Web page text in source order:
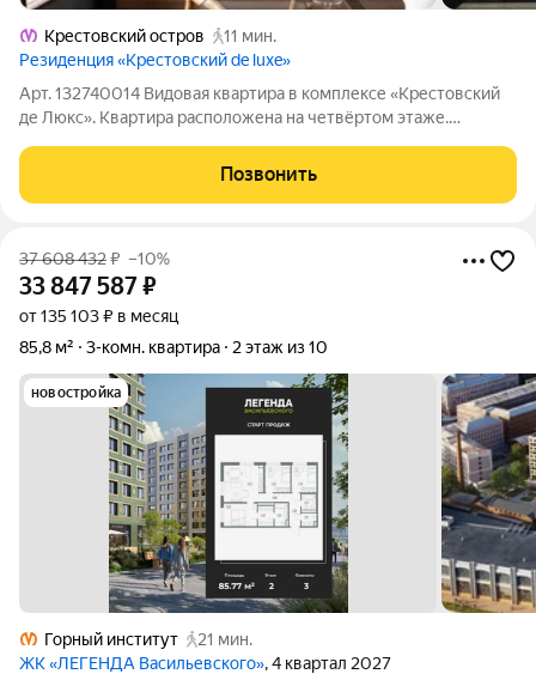
Крестовский остров
11 мин.
Резиденция «Крестовский de luxe»
Арт. 132740014 Видовая квартира в комплексе «Крестовский
де Люкс». Квартира расположена на четвёртом этаже.
система вентиляции и кондиционирования, увеличенные
двери. Ремонт без амортизации.
Позвонить
37 608 432₽ –10%
33 847 587₽
от 135 103 ₽ в месяц
85,8 м²
3-комн. квартира 2 этаж из 10
новостройка
Горный институт
21 мин.
ЖК «ЛЕГЕНДА Васильевского», 4 квартал 2027